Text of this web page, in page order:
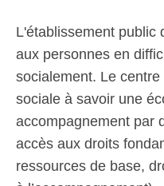
L'établissement public
aux personnes en
socialement. Le
sociale à savoir une
accompagnement par
accès aux droits
ressources de base,